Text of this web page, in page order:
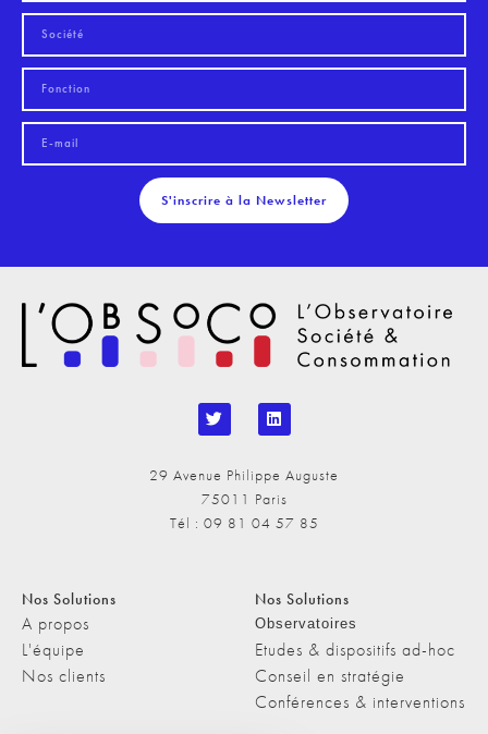
S'inscrire à la Newsletter
29 Avenue Philippe Auguste
75011 Paris
Tél : 09 81 04 57 85
Nos Solutions
A propos
L'équipe
Nos clients
Nos Solutions
Observatoires
Etudes & dispositifs ad-hoc
Conseil en stratégie
Conférences & interventions